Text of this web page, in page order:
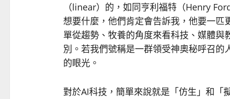
（linear）的，如同亨利福特（Henry
想要什麼，他們肯定會告訴我，他要一
單從趨勢、牧養的角度來看科技、媒體
別。若我們號稱是一群領受神奧秘呼召
的眼光。
對於AI科技，簡單來說就是「仿生」和「